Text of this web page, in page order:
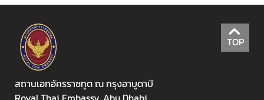
ป
ร
ะ
ก
า
ศ
TOP
สถานเอกอัครราชทูต ณ กรุงอาบูดาบี